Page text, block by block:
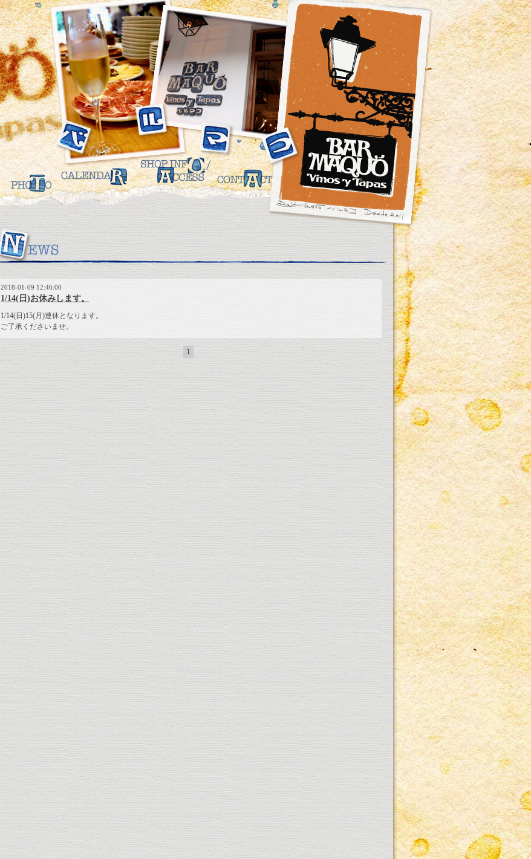
2018-01-09 12:46:00
1/14(日)お休みします。
1/14(日)15(月)連休となります。
ご了承くださいませ。
1